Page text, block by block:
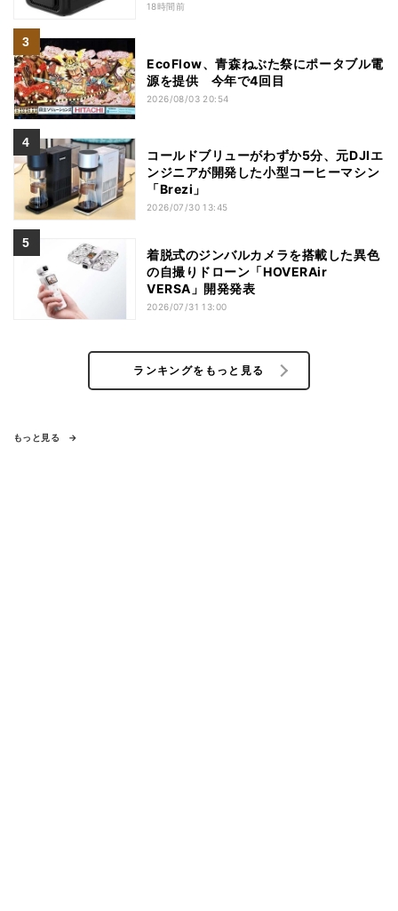
18時間前
EcoFlow、青森ねぶた祭にポータブル電
源を提供 今年で4回目
2026/08/03 20:54
コールドブリューがわずか5分、元DJIエ
ンジニアが開発した小型コーヒーマシン
「Brezi」
2026/07/30 13:45
着脱式のジンバルカメラを搭載した異色
の自撮りドローン「HOVERAir
VERSA」開発発表
2026/07/31 13:00
ランキングをもっと見る
もっと見る